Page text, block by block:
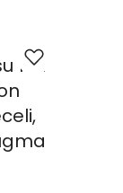
182